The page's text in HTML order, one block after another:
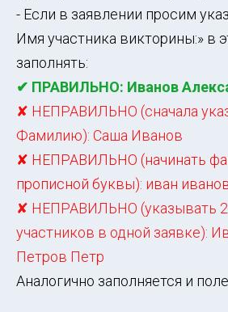
- Если в заявлении просим
Имя участника викторины:» в
заполнять:
✔ ПРАВИЛЬНО: Иванов
✘ НЕПРАВИЛЬНО (сначала
Фамилию): Саша Иванов
✘ НЕПРАВИЛЬНО (начинать
прописной буквы): иван
✘ НЕПРАВИЛЬНО (указывать
участников в одной заявке):
Петров Петр
Аналогично заполняется и